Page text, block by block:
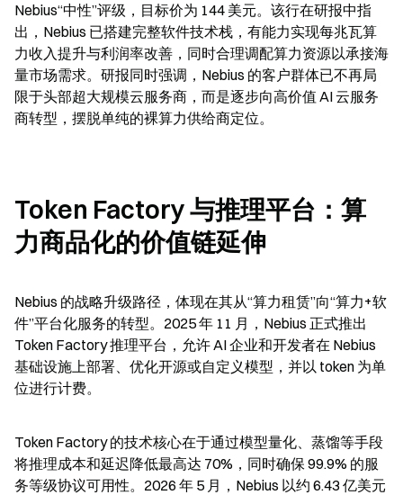
Nebius“中性”评级，目标价为 144 美元。该行在研报中指
出，Nebius 已搭建完整软件技术栈，有能力实现每兆瓦算
力收入提升与利润率改善，同时合理调配算力资源以承接海
量市场需求。研报同时强调，Nebius 的客户群体已不再局
限于头部超大规模云服务商，而是逐步向高价值 AI 云服务
商转型，摆脱单纯的裸算力供给商定位。
Token Factory 与推理平台：算
力商品化的价值链延伸
Nebius 的战略升级路径，体现在其从“算力租赁”向“算力+软
件”平台化服务的转型。2025 年 11 月，Nebius 正式推出
Token Factory 推理平台，允许 AI 企业和开发者在 Nebius
基础设施上部署、优化开源或自定义模型，并以 token 为单
位进行计费。
Token Factory 的技术核心在于通过模型量化、蒸馏等手段
将推理成本和延迟降低最高达 70%，同时确保 99.9% 的服
务等级协议可用性。2026 年 5 月，Nebius 以约 6.43 亿美元